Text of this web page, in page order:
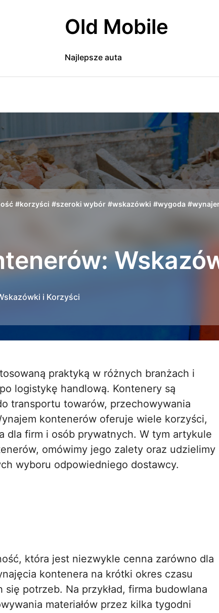
Old Mobile
Najlepsze auta
#korzyści #szeroki wybór #wskazówki #wygoda #
i Korzyści
logistykę handlową. Kontenery są
transportu towarów, przechowywania
kontenerów oferuje wiele korzyści,
dla firm i osób prywatnych. W tym artykule
omówimy jego zalety oraz udzielimy
wyboru odpowiedniego dostawcy.
która jest niezwykle cenna zarówno dla
kontenera na krótki okres czasu
potrzeb. Na przykład, firma budowlana
materiałów przez kilka tygodni